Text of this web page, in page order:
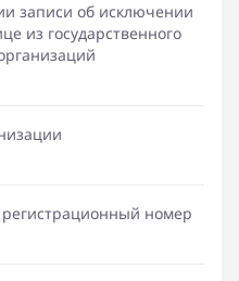
записи об исключении
из государственного
номер